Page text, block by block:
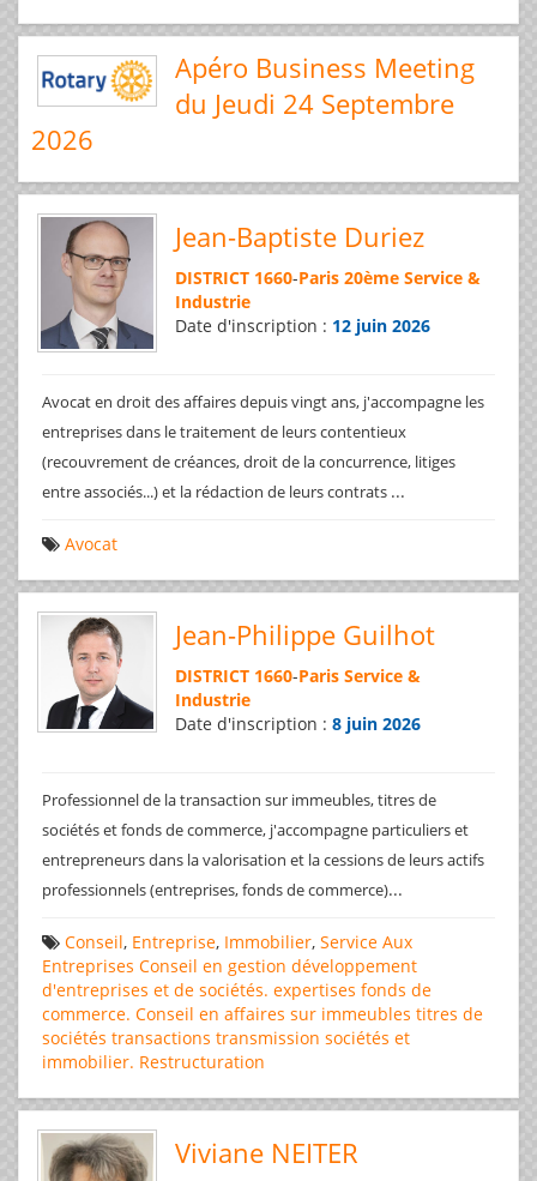
Apéro Business Meeting
du Jeudi 24 Septembre
2026
Jean-Baptiste Duriez
DISTRICT 1660-Paris 20ème Service &
Industrie
Date d'inscription : 12 juin 2026
Avocat en droit des affaires depuis vingt ans, j'accompagne les
entreprises dans le traitement de leurs contentieux
(recouvrement de créances, droit de la concurrence, litiges
entre associés...) et la rédaction de leurs contrats ...
Avocat
Jean-Philippe Guilhot
DISTRICT 1660-Paris Service &
Industrie
Date d'inscription : 8 juin 2026
Professionnel de la transaction sur immeubles, titres de
sociétés et fonds de commerce, j'accompagne particuliers et
entrepreneurs dans la valorisation et la cessions de leurs actifs
professionnels (entreprises, fonds de commerce)...
Conseil, Entreprise, Immobilier, Service Aux
Entreprises Conseil en gestion développement
d'entreprises et de sociétés. expertises fonds de
commerce. Conseil en affaires sur immeubles titres de
sociétés transactions transmission sociétés et
immobilier. Restructuration
Viviane NEITER